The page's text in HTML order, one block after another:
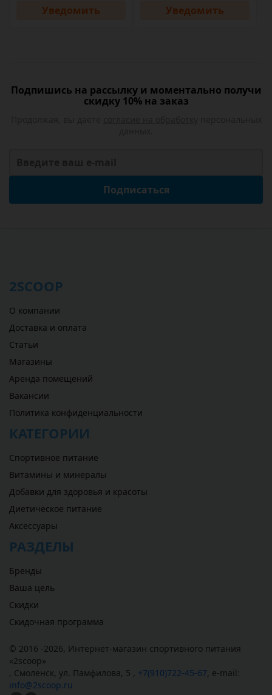
Уведомить Уведомить
Подпишись на рассылку и моментально получи
скидку 10% на заказ
Подписаться
2SCOOP
О компании
Доставка и оплата
Статьи
Магазины
Аренда помещений
Вакансии
Политика конфиденциальности
КАТЕГОРИИ
Спортивное питание
Витамины и минералы
Добавки для здоровья и красоты
Диетическое питание
Аксессуары
РАЗДЕЛЫ
Бренды
Ваша цель
Скидки
Скидочная программа
© 2016 -2026, Интернет-магазин спортивного питания
«2scoop»
, Смоленск, ул. Памфилова, 5 , +7(910)722-45-67, e-mail:
info@2scoop.ru